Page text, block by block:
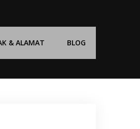
& ALAMAT BLOG